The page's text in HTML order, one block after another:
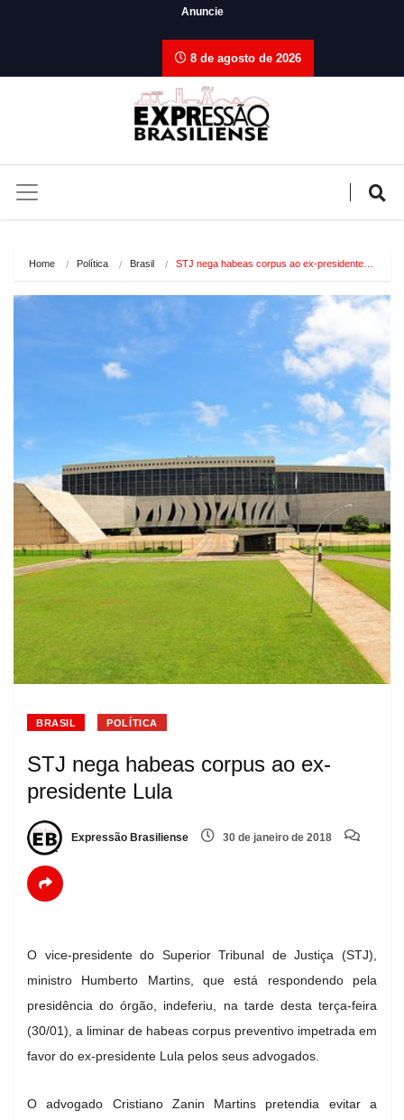
Anuncie
8 de agosto de 2026
Home Política Brasil STJ nega habeas corpus ao ex-presidente…
BRASIL POLÍTICA
STJ nega habeas corpus ao ex-
presidente Lula
Expressão Brasiliense 30 de janeiro de 2018
O vice-presidente do Superior Tribunal de Justiça (STJ),
ministro Humberto Martins, que está respondendo pela
presidência do órgão, indeferiu, na tarde desta terça-feira
(30/01), a liminar de habeas corpus preventivo impetrada em
favor do ex-presidente Lula pelos seus advogados.
O advogado Cristiano Zanin Martins pretendia evitar a